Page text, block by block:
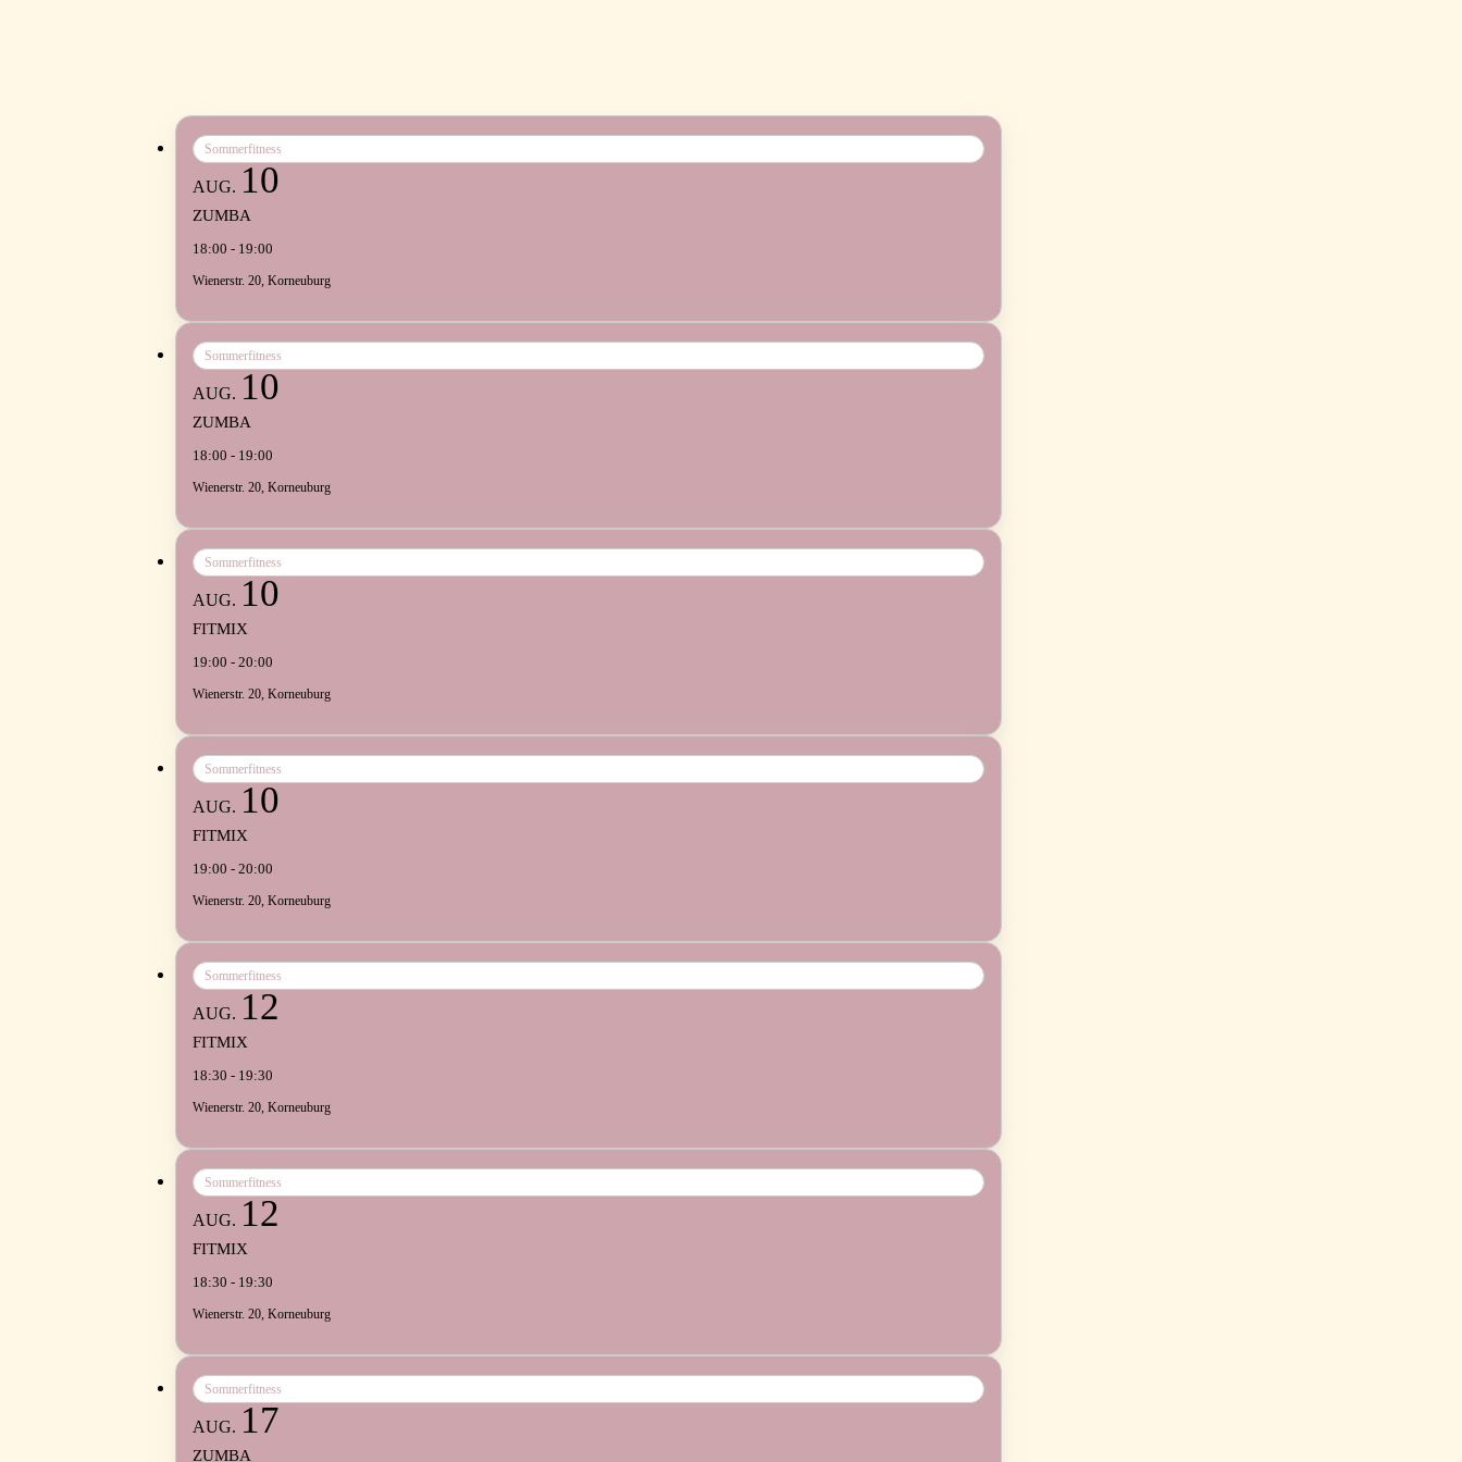
Sommerfitness
AUG. 10
ZUMBA
18:00 - 19:00
Wienerstr. 20, Korneuburg
Sommerfitness
AUG. 10
ZUMBA
18:00 - 19:00
Wienerstr. 20, Korneuburg
Sommerfitness
AUG. 10
FITMIX
19:00 - 20:00
Wienerstr. 20, Korneuburg
Sommerfitness
AUG. 10
FITMIX
19:00 - 20:00
Wienerstr. 20, Korneuburg
Sommerfitness
AUG. 12
FITMIX
18:30 - 19:30
Wienerstr. 20, Korneuburg
Sommerfitness
AUG. 12
FITMIX
18:30 - 19:30
Wienerstr. 20, Korneuburg
Sommerfitness
AUG. 17
ZUMBA